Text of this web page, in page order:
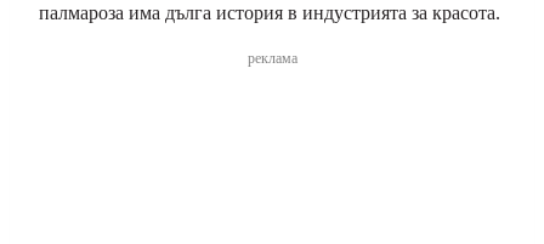
палмароза има дълга история в индустрията за красота.
реклама